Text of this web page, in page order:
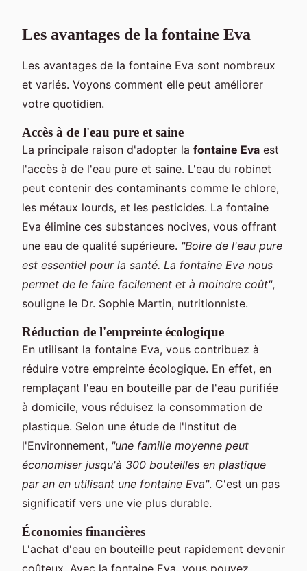
Les avantages de la fontaine Eva
Les avantages de la fontaine Eva sont nombreux
et variés. Voyons comment elle peut améliorer
votre quotidien.
Accès à de l'eau pure et saine
La principale raison d'adopter la fontaine Eva est
l'accès à de l'eau pure et saine. L'eau du robinet
peut contenir des contaminants comme le chlore,
les métaux lourds, et les pesticides. La fontaine
Eva élimine ces substances nocives, vous offrant
une eau de qualité supérieure. "Boire de l'eau pure
est essentiel pour la santé. La fontaine Eva nous
permet de le faire facilement et à moindre coût",
souligne le Dr. Sophie Martin, nutritionniste.
Réduction de l'empreinte écologique
En utilisant la fontaine Eva, vous contribuez à
réduire votre empreinte écologique. En effet, en
remplaçant l'eau en bouteille par de l'eau purifiée
à domicile, vous réduisez la consommation de
plastique. Selon une étude de l'Institut de
l'Environnement, "une famille moyenne peut
économiser jusqu'à 300 bouteilles en plastique
par an en utilisant une fontaine Eva". C'est un pas
significatif vers une vie plus durable.
Économies financières
L'achat d'eau en bouteille peut rapidement devenir
coûteux. Avec la fontaine Eva, vous pouvez